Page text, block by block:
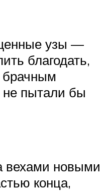
узы —
благодать,
брачным
пытали бы
вехами новыми
конца,